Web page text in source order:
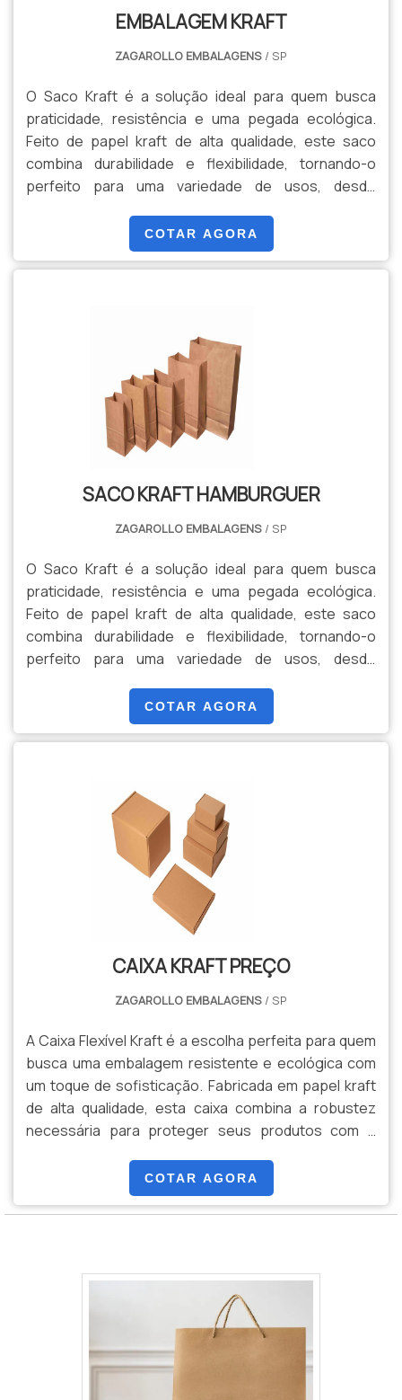
toque de charme natural em suas embalagens.
EMBALAGEM KRAFT
ZAGAROLLO EMBALAGENS / SP
O Saco Kraft é a solução ideal para quem busca
praticidade, resistência e uma pegada ecológica.
Feito de papel kraft de alta qualidade, este saco
combina durabilidade e flexibilidade, tornando-o
perfeito para uma variedade de usos, desde
transporte de produtos variados. Seu design simples
e elegante é complementado pela cor marrom
natural do papel, que confere um toque rústico e
para a redução de impacto ambiental e promove uma
escolha mais sustentável. Disponível em vários
tamanhos e com diferentes opções de alças – seja
de papel ou corda – o Saco Kraft atende às suas
necessidades com eficiência e estilo. Ideal para
empresas que desejam reforçar seu compromisso
toque de charme natural em suas embalagens.
COTAR AGORA
SACO KRAFT HAMBURGUER
ZAGAROLLO EMBALAGENS / SP
O Saco Kraft é a solução ideal para quem busca
praticidade, resistência e uma pegada ecológica.
Feito de papel kraft de alta qualidade, este saco
combina durabilidade e flexibilidade, tornando-o
perfeito para uma variedade de usos, desde
transporte de produtos variados. Seu design simples
e elegante é complementado pela cor marrom
natural do papel, que confere um toque rústico e
kraft é biodegradável e reciclável, o que contribui
para a redução de impacto ambiental e promove uma
escolha mais sustentável. Disponível em vários
tamanhos e com diferentes opções de alças – seja
de papel ou corda – o Saco Kraft atende às suas
necessidades com eficiência e estilo. Ideal para
empresas que desejam reforçar seu compromisso
toque de charme natural em suas embalagens.
COTAR AGORA
CAIXA KRAFT PREÇO
ZAGAROLLO EMBALAGENS / SP
A Caixa Flexível Kraft é a escolha perfeita para quem
busca uma embalagem resistente e ecológica com
um toque de sofisticação. Fabricada em papel kraft
de alta qualidade, esta caixa combina a robustez
necessária para proteger seus produtos com a
Caixa Flexível Kraft é ideal para uma ampla gama de
usos, desde embalagens de alimentos e produtos de
flexível se adapta perfeitamente ao conteúdo,
garantindo segurança e proteção. A caixa é
totalmente reciclável e biodegradável, alinhando-se
com práticas sustentáveis e contribuindo para a
COTAR AGORA